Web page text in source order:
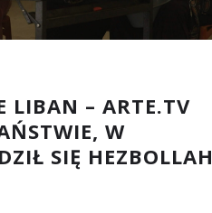
LIBAN – ARTE.TV
W
SIĘ HEZBOLLAH